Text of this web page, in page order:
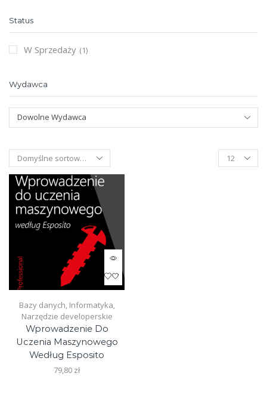
Products
per
Bazy danych, Informatyka,
Narzędzie developerskie
Wprowadzenie Do
Uczenia Maszynowego
Według Esposito
79,80 zł
Status
W Sprzedaży (1)
Wydawca
Dowolne Wydawca